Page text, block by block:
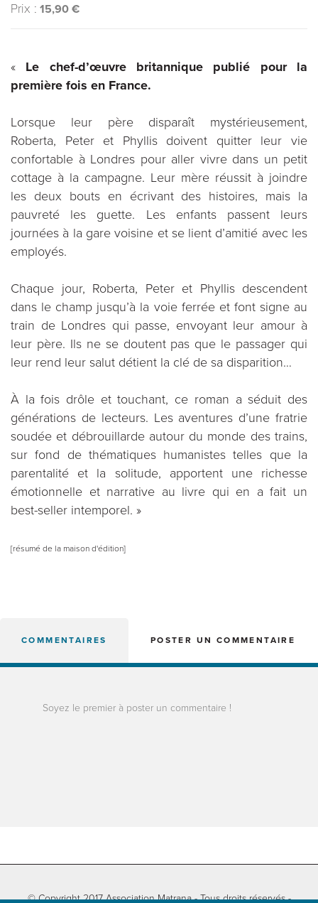
Prix : 15,90 €
« Le chef-d’œuvre britannique publié pour la
première fois en France.
Lorsque leur père disparaît mystérieusement,
Roberta, Peter et Phyllis doivent quitter leur vie
confortable à Londres pour aller vivre dans un petit
cottage à la campagne. Leur mère réussit à joindre
les deux bouts en écrivant des histoires, mais la
pauvreté les guette. Les enfants passent leurs
journées à la gare voisine et se lient d’amitié avec les
employés.
Chaque jour, Roberta, Peter et Phyllis descendent
dans le champ jusqu’à la voie ferrée et font signe au
train de Londres qui passe, envoyant leur amour à
leur père. Ils ne se doutent pas que le passager qui
leur rend leur salut détient la clé de sa disparition…
À la fois drôle et touchant, ce roman a séduit des
générations de lecteurs. Les aventures d’une fratrie
soudée et débrouillarde autour du monde des trains,
sur fond de thématiques humanistes telles que la
parentalité et la solitude, apportent une richesse
émotionnelle et narrative au livre qui en a fait un
best-seller intemporel. »
[résumé de la maison d'édition]
COMMENTAIRES POSTER UN COMMENTAIRE
Soyez le premier à poster un commentaire !
© Copyright 2017 Association Matrana - Tous droits réservés -